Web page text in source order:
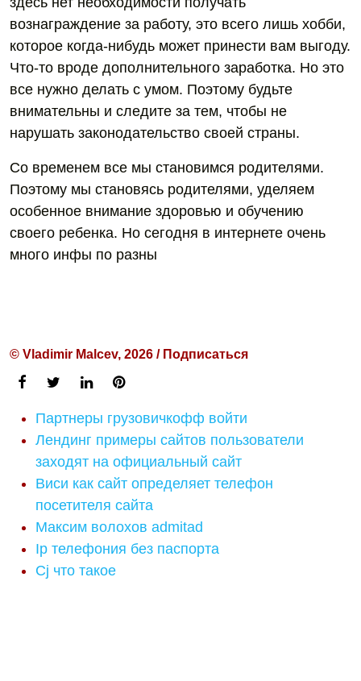
вознаграждение за работу, это всего лишь хобби,
которое когда-нибудь может принести вам выгоду.
Что-то вроде дополнительного заработка. Но это
все нужно делать с умом. Поэтому будьте
внимательны и следите за тем, чтобы не
нарушать законодательство своей страны.
Со временем все мы становимся родителями.
Поэтому мы становясь родителями, уделяем
особенное внимание здоровью и обучению
своего ребенка. Но сегодня в интернете очень
много инфы по разны
© Vladimir Malcev, 2026 / Подписаться
Партнеры грузовичкофф войти
Лендинг примеры сайтов пользователи
заходят на официальный сайт
Виси как сайт определяет телефон
посетителя сайта
Максим волохов admitad
Ip телефония без паспорта
Cj что такое